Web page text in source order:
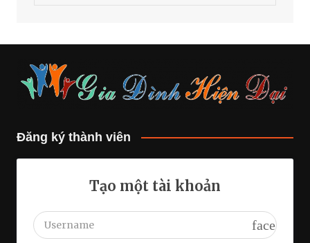
Đăng ký thành viên
Tạo một tài khoản
face